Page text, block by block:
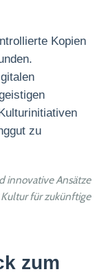
Kopien
zu
innovative Ansätze
für zukünftige
zum